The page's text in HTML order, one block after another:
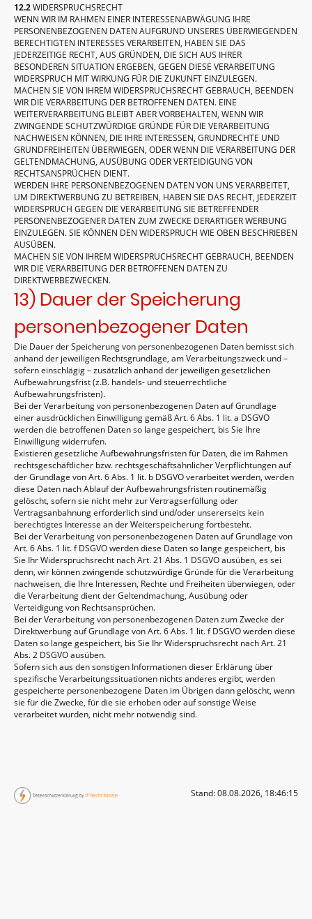
12.2WIDERSPRUCHSRECHT
WENN WIR IM RAHMEN EINER INTERESSENABWÄGUNG IHRE
PERSONENBEZOGENEN DATEN AUFGRUND UNSERES ÜBERWIEGENDEN
BERECHTIGTEN INTERESSES VERARBEITEN, HABEN SIE DAS
JEDERZEITIGE RECHT, AUS GRÜNDEN, DIE SICH AUS IHRER
BESONDEREN SITUATION ERGEBEN, GEGEN DIESE VERARBEITUNG
WIDERSPRUCH MIT WIRKUNG FÜR DIE ZUKUNFT EINZULEGEN.
MACHEN SIE VON IHREM WIDERSPRUCHSRECHT GEBRAUCH, BEENDEN
WIR DIE VERARBEITUNG DER BETROFFENEN DATEN. EINE
WEITERVERARBEITUNG BLEIBT ABER VORBEHALTEN, WENN WIR
ZWINGENDE SCHUTZWÜRDIGE GRÜNDE FÜR DIE VERARBEITUNG
NACHWEISEN KÖNNEN, DIE IHRE INTERESSEN, GRUNDRECHTE UND
GRUNDFREIHEITEN ÜBERWIEGEN, ODER WENN DIE VERARBEITUNG DER
GELTENDMACHUNG, AUSÜBUNG ODER VERTEIDIGUNG VON
RECHTSANSPRÜCHEN DIENT.
WERDEN IHRE PERSONENBEZOGENEN DATEN VON UNS VERARBEITET,
UM DIREKTWERBUNG ZU BETREIBEN, HABEN SIE DAS RECHT, JEDERZEIT
WIDERSPRUCH GEGEN DIE VERARBEITUNG SIE BETREFFENDER
PERSONENBEZOGENER DATEN ZUM ZWECKE DERARTIGER WERBUNG
EINZULEGEN. SIE KÖNNEN DEN WIDERSPRUCH WIE OBEN BESCHRIEBEN
AUSÜBEN.
MACHEN SIE VON IHREM WIDERSPRUCHSRECHT GEBRAUCH, BEENDEN
WIR DIE VERARBEITUNG DER BETROFFENEN DATEN ZU
DIREKTWERBEZWECKEN.
13) Dauer der Speicherung
personenbezogener Daten
Die Dauer der Speicherung von personenbezogenen Daten bemisst sich
anhand der jeweiligen Rechtsgrundlage, am Verarbeitungszweck und –
sofern einschlägig – zusätzlich anhand der jeweiligen gesetzlichen
Aufbewahrungsfrist (z.B. handels- und steuerrechtliche
Aufbewahrungsfristen).
Bei der Verarbeitung von personenbezogenen Daten auf Grundlage
einer ausdrücklichen Einwilligung gemäß Art. 6 Abs. 1 lit. a DSGVO
werden die betroffenen Daten so lange gespeichert, bis Sie Ihre
Einwilligung widerrufen.
Existieren gesetzliche Aufbewahrungsfristen für Daten, die im Rahmen
rechtsgeschäftlicher bzw. rechtsgeschäftsähnlicher Verpflichtungen auf
der Grundlage von Art. 6 Abs. 1 lit. b DSGVO verarbeitet werden, werden
diese Daten nach Ablauf der Aufbewahrungsfristen routinemäßig
gelöscht, sofern sie nicht mehr zur Vertragserfüllung oder
Vertragsanbahnung erforderlich sind und/oder unsererseits kein
berechtigtes Interesse an der Weiterspeicherung fortbesteht.
Bei der Verarbeitung von personenbezogenen Daten auf Grundlage von
Art. 6 Abs. 1 lit. f DSGVO werden diese Daten so lange gespeichert, bis
Sie Ihr Widerspruchsrecht nach Art. 21 Abs. 1 DSGVO ausüben, es sei
denn, wir können zwingende schutzwürdige Gründe für die Verarbeitung
nachweisen, die Ihre Interessen, Rechte und Freiheiten überwiegen, oder
die Verarbeitung dient der Geltendmachung, Ausübung oder
Verteidigung von Rechtsansprüchen.
Bei der Verarbeitung von personenbezogenen Daten zum Zwecke der
Direktwerbung auf Grundlage von Art. 6 Abs. 1 lit. f DSGVO werden diese
Daten so lange gespeichert, bis Sie Ihr Widerspruchsrecht nach Art. 21
Abs. 2 DSGVO ausüben.
Sofern sich aus den sonstigen Informationen dieser Erklärung über
spezifische Verarbeitungssituationen nichts anderes ergibt, werden
gespeicherte personenbezogene Daten im Übrigen dann gelöscht, wenn
sie für die Zwecke, für die sie erhoben oder auf sonstige Weise
verarbeitet wurden, nicht mehr notwendig sind.
Stand: 08.08.2026, 18:46:15